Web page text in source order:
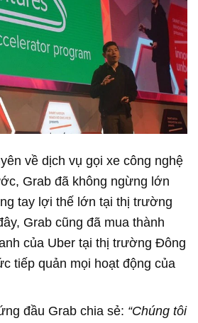
về dịch vụ gọi xe công nghệ
Grab đã không ngừng lớn
tay lợi thế lớn tại thị trường
Grab cũng đã mua thành
của Uber tại thị trường Đông
tiếp quản mọi hoạt động của
đầu Grab chia sẻ: “Chúng tôi